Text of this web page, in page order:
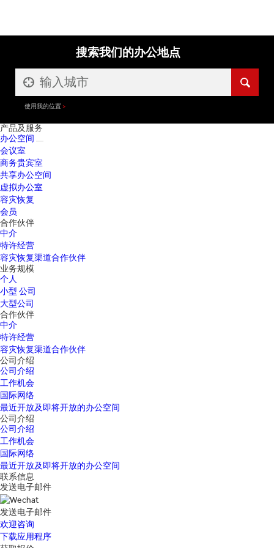
搜索我们的办公地点
使用我的位置
产品及服务
办公空间
会议室
商务贵宾室
共享办公空间
虚拟办公室
容灾恢复
会员
合作伙伴
中介
特许经营
容灾恢复渠道合作伙伴
业务规模
个人
小型 公司
大型公司
合作伙伴
中介
特许经营
容灾恢复渠道合作伙伴
公司介绍
公司介绍
工作机会
国际网络
最近开放及即将开放的办公空间
公司介绍
公司介绍
工作机会
国际网络
最近开放及即将开放的办公空间
联系信息
发送电子邮件
发送电子邮件
欢迎咨询
下载应用程序